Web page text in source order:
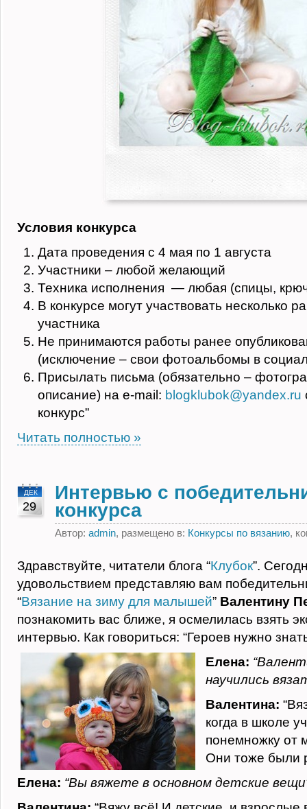
Условия конкурса
Дата проведения с 4 мая по 1 августа
Участники – любой желающий
Техника исполнения — любая (спицы,
В конкурсе могут участвовать несколько
участника
Не принимаются работы ранее
(исключение – свои фотоальбомы в
Присылать письма (обязательно –
описание) на e-mail: blogklubok@yandex.ru
конкурс”
Читать полностью »
ДЕК
29
Интервью с
конкурса
Автор: admin, размещено в: Конкурсы по вязанию,
Здравствуйте, читатели блога “Клубок”.
удовольствием представляю вам
“Вязание на зиму для малышей” Валентину
познакомить вас ближе, я осмелилась взять
интервью. Как говориться: “Героев нужно
Елена:
научились
Валентина:
когда в школе
понемножку от
Они тоже были
Елена: “Вы вяжете в основном детские